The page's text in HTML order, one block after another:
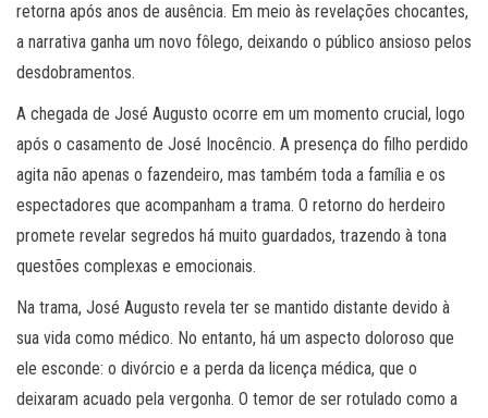
retorna após anos de ausência. Em meio às revelações chocantes,
a narrativa ganha um novo fôlego, deixando o público ansioso pelos
desdobramentos.
A chegada de José Augusto ocorre em um momento crucial, logo
após o casamento de José Inocêncio. A presença do filho perdido
agita não apenas o fazendeiro, mas também toda a família e os
espectadores que acompanham a trama. O retorno do herdeiro
promete revelar segredos há muito guardados, trazendo à tona
questões complexas e emocionais.
Na trama, José Augusto revela ter se mantido distante devido à
sua vida como médico. No entanto, há um aspecto doloroso que
ele esconde: o divórcio e a perda da licença médica, que o
deixaram acuado pela vergonha. O temor de ser rotulado como a